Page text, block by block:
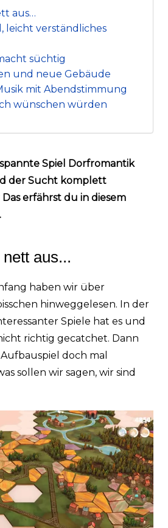
aus…
leicht verständliches
süchtig
und neue Gebäude
mit Abendstimmung
wünschen würden
Spiel Dorfromantik
der Sucht komplett
erfährst du in diesem
aus...
haben wir über
hinweggelesen. In der
Spiele hat es und
richtig gecatchet. Dann
doch mal
sollen wir sagen, wir sind